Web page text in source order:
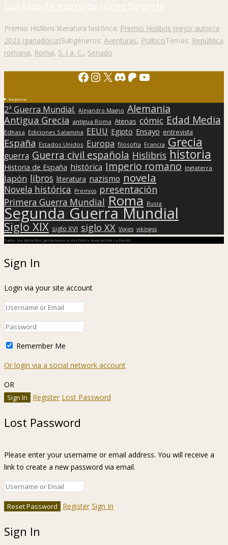
Los idus de enero de Javier Negrete
Premio Hislibris literatura histórica: Premio Hislibris mejor autor/a
2023 (ganador/a)Subgéneros: Aventuras, PolíticoTemas: República
romana, Roma, S. I a. C., Senado
Facebook
Instagram
X Discord
Patreon
YouTube
Sorpresa
2ª Guerra Mundial. Alejandro Magno Alemania
Antigua Grecia antigua Roma Atenas cómic Edad Media
Edhasa Ediciones Salamina EEUU Egipto Ensayo entrevista
España Estados Unidos Europa filosofía Francia Grecia
guerra Guerra civil española Hislibris historia
Historia de España histórica Imperio romano Inglaterra
Japón libros literatura nazismo novela
Novela histórica Premios presentación
Primera Guerra Mundial Roma Rusia
Segunda Guerra Mundial
Siglo XIX siglo XVI siglo XX Viajes vikingos
Todos los derechos pertenecen a Hislibris Asociación cultural
Sign In
Login via your site account
Remember Me
Or login via a social network account
OR
Register Lost Password
Lost Password
Please enter your username or email address. You will receive a
link to create a new password via email.
Register Sign In
Sign In